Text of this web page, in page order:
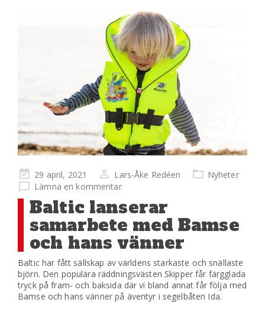
Publicerad
på
29 april, 2021 Lars-Åke Redéen
Nyheter
Lämna en kommentar
Baltic lanserar
samarbete med Bamse
och hans vänner
Baltic har fått sällskap av världens starkaste och snällaste
björn. Den populära räddningsvästen Skipper får färgglada
tryck på fram- och baksida där vi bland annat får följa med
Bamse och hans vänner på äventyr i segelbåten Ida.